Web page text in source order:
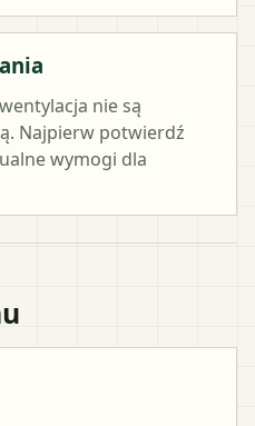
nie są
Najpierw potwierdź
wymogi dla